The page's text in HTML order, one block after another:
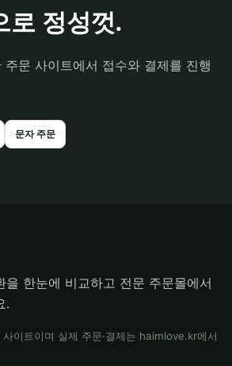
로 정성껏.
문 사이트에서 접수와 결제를 진행
문자 주문
을 한눈에 비교하고 전문 주문몰에서
.
이트이며 실제 주문·결제는 haimlove.kr에서